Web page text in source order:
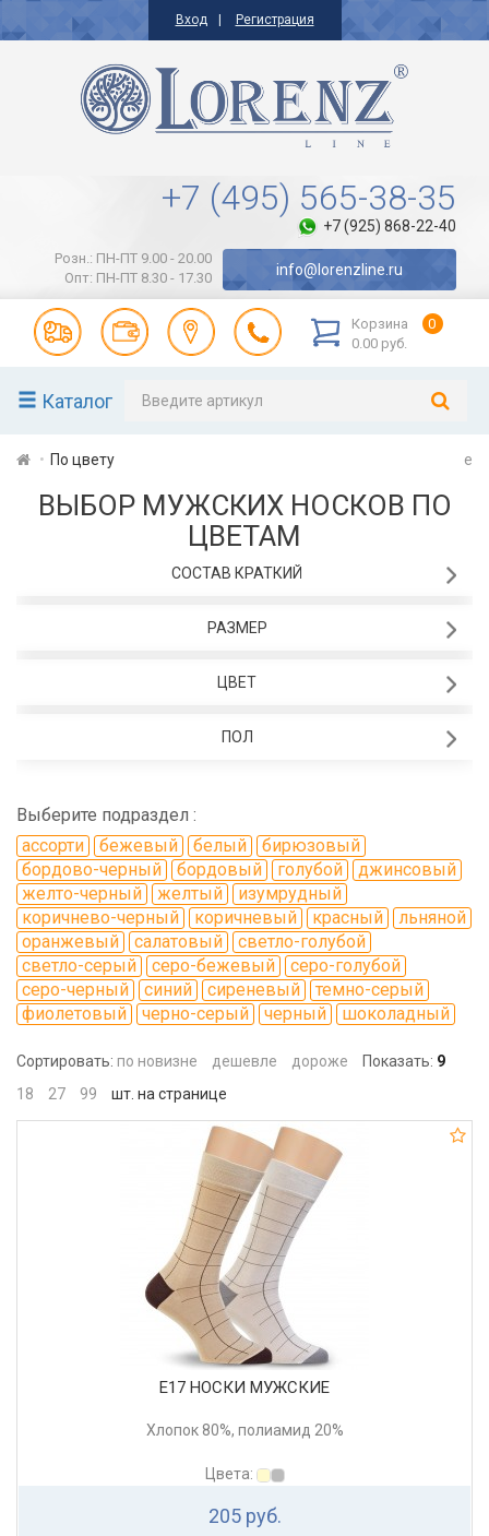
Вход Регистрация
+7 (495) 565-38-35
+7 (925) 868-22-40
Розн.: ПН-ПТ 9.00 - 20.00
Опт: ПН-ПТ 8.30 - 17.30
info@lorenzline.ru
Корзина
0
0.00 руб.
Каталог
По цвету e
ВЫБОР МУЖСКИХ НОСКОВ ПО
ЦВЕТАМ
СОСТАВ КРАТКИЙ
РАЗМЕР
ЦВЕТ
ПОЛ
Выберите подраздел :
ассорти
бежевый белый
бирюзовый
бордово-черный
бордовый голубой
джинсовый
желто-черный
желтый
изумрудный
коричнево-черный
коричневый красный
льняной
оранжевый
салатовый
светло-голубой
светло-серый
серо-бежевый
серо-голубой
серо-черный
синий сиреневый
темно-серый
фиолетовый
черно-серый черный шоколадный
Сортировать: по новизне дешевле дороже Показать: 9
18
27 99 шт. на странице
Е17 НОСКИ МУЖСКИЕ
Хлопок 80%, полиамид 20%
Цвета:
205 руб.